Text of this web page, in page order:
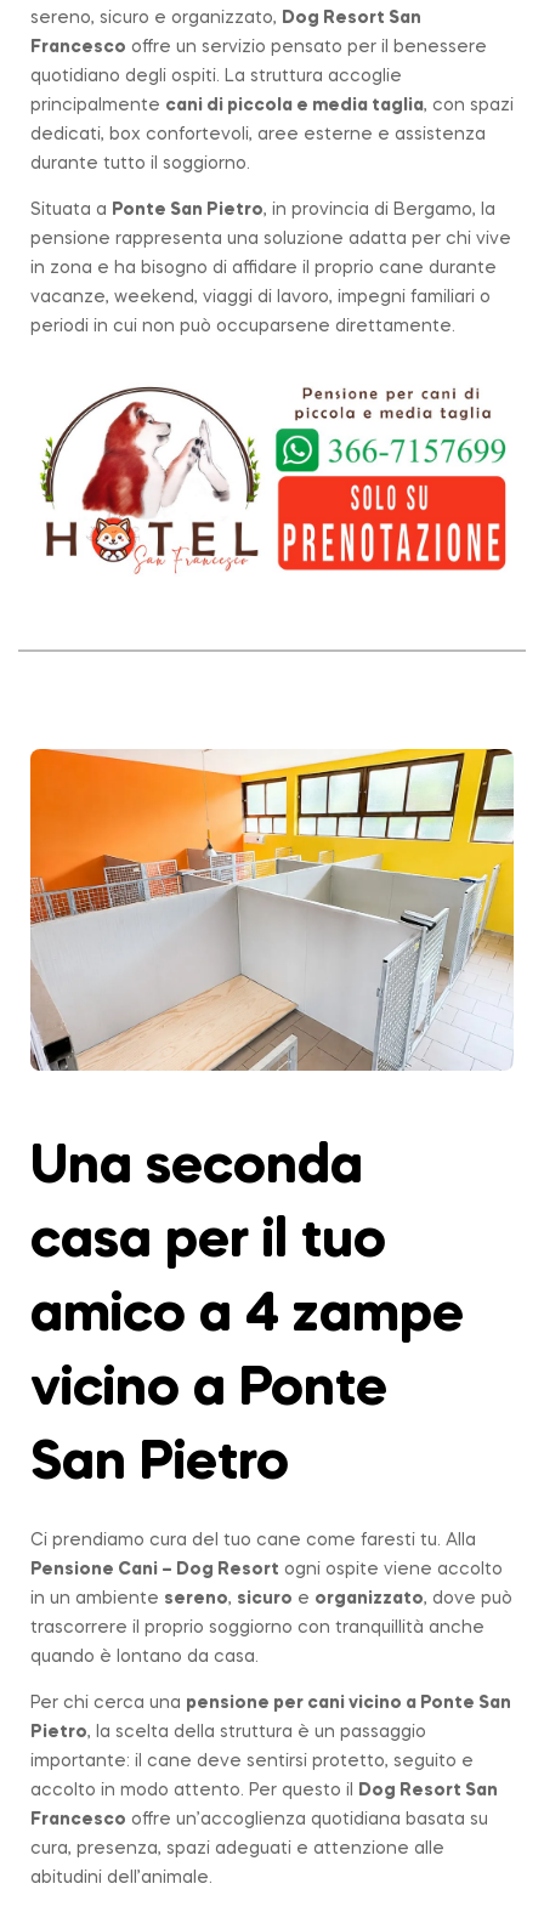
sereno, sicuro e organizzato, Dog Resort San
Francesco offre un servizio pensato per il benessere
quotidiano degli ospiti. La struttura accoglie
principalmente cani di piccola e media taglia, con spazi
dedicati, box confortevoli, aree esterne e assistenza
durante tutto il soggiorno.
Situata a Ponte San Pietro, in provincia di Bergamo, la
pensione rappresenta una soluzione adatta per chi vive
in zona e ha bisogno di affidare il proprio cane durante
vacanze, weekend, viaggi di lavoro, impegni familiari o
periodi in cui non può occuparsene direttamente.
Una seconda
casa per il tuo
amico a 4 zampe
vicino a Ponte
San Pietro
Ci prendiamo cura del tuo cane come faresti tu. Alla
Pensione Cani – Dog Resort ogni ospite viene accolto
in un ambiente sereno, sicuro e organizzato, dove può
trascorrere il proprio soggiorno con tranquillità anche
quando è lontano da casa.
Per chi cerca una pensione per cani vicino a Ponte San
Pietro, la scelta della struttura è un passaggio
importante: il cane deve sentirsi protetto, seguito e
accolto in modo attento. Per questo il
Dog Resort San
Francesco offre un’accoglienza quotidiana basata su
cura, presenza, spazi adeguati e attenzione alle
abitudini dell’animale.